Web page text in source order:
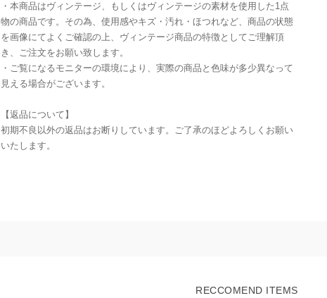
・本商品はヴィンテージ、もしくはヴィンテージの素材を使用した1点
物の商品です。その為、使用感やキズ・汚れ・ほつれなど、商品の状態
を画像にてよくご確認の上、ヴィンテージ商品の特徴としてご理解頂
き、ご注文をお願い致します。
・ご覧になるモニターの環境により、実際の商品と色味が多少異なって
見える場合がございます。
【返品について】
初期不良以外の返品はお断りしています。ご了承のほどよろしくお願い
いたします。
RECCOMEND ITEMS